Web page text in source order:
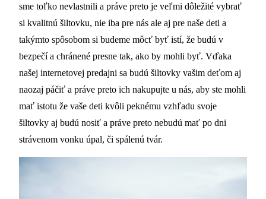
sme toľko nevlastnili a práve preto je veľmi dôležité vybrať
si kvalitnú šiltovku, nie iba pre nás ale aj pre naše deti a
takýmto spôsobom si budeme môcť byť istí, že budú v
bezpečí a chránené presne tak, ako by mohli byť. Vďaka
našej internetovej predajni sa budú šiltovky vašim deťom aj
naozaj páčiť a práve preto ich nakupujte u nás, aby ste mohli
mať istotu že vaše deti kvôli peknému vzhľadu svoje
šiltovky aj budú nosiť a práve preto nebudú mať po dni
strávenom vonku úpal, či spálenú tvár.